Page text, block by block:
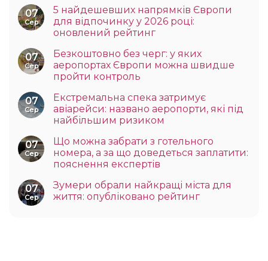
07
Сер
5 найдешевших напрямків Європи
для відпочинку у 2026 році:
оновлений рейтинг
07
Сер
Безкоштовно без черг: у яких
аеропортах Європи можна швидше
пройти контроль
07
Сер
Екстремальна спека затримує
авіарейси: названо аеропорти, які під
найбільшим ризиком
07
Сер
Що можна забрати з готельного
номера, а за що доведеться заплатити:
пояснення експертів
07
Сер
Зумери обрали найкращі міста для
життя: опубліковано рейтинг